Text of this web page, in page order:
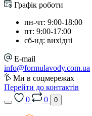
Графік роботи
пн-чт: 9:00-18:00
пт: 9:00-17:00
сб-нд: вихідні
E-mail
info@formulavody.com.ua
Ми в соцмережах
Перейти до контактів
0
0 0